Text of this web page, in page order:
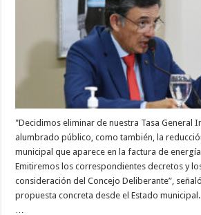
"Decidimos eliminar de nuestra Tasa General
alumbrado público, como también, la
municipal que aparece en la factura de
Emitiremos los correspondientes decretos y
consideración del Concejo Deliberante”,
propuesta concreta desde el Estado